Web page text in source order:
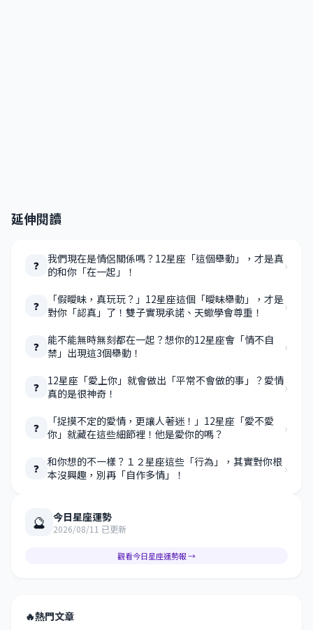
延伸閱讀
❓ 我們現在是情侶關係嗎？12星座「這個舉動」，才是真
的和你「在一起」！
›
❓
「假曖昧，真玩玩？」12星座這個「曖昧舉動」，才是
對你「認真」了！雙子實現承諾、天蠍學會尊重！
›
❓
能不能無時無刻都在一起？想你的12星座會「情不自
禁」出現這3個舉動！
›
❓
12星座「愛上你」就會做出「平常不會做的事」？愛情
真的是很神奇！
›
❓
「捉摸不定的愛情，更讓人著迷！」12星座「愛不愛
你」就藏在這些細節裡！他是愛你的嗎？
›
❓ 和你想的不一樣？１２星座這些「行為」，其實對你根
本沒興趣，別再「自作多情」！
›
🔮 今日星座運勢
2026/08/11 已更新
觀看今日星座運勢報 →
🔥熱門文章